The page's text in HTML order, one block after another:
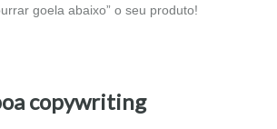
goela abaixo” o seu produto!
copywriting